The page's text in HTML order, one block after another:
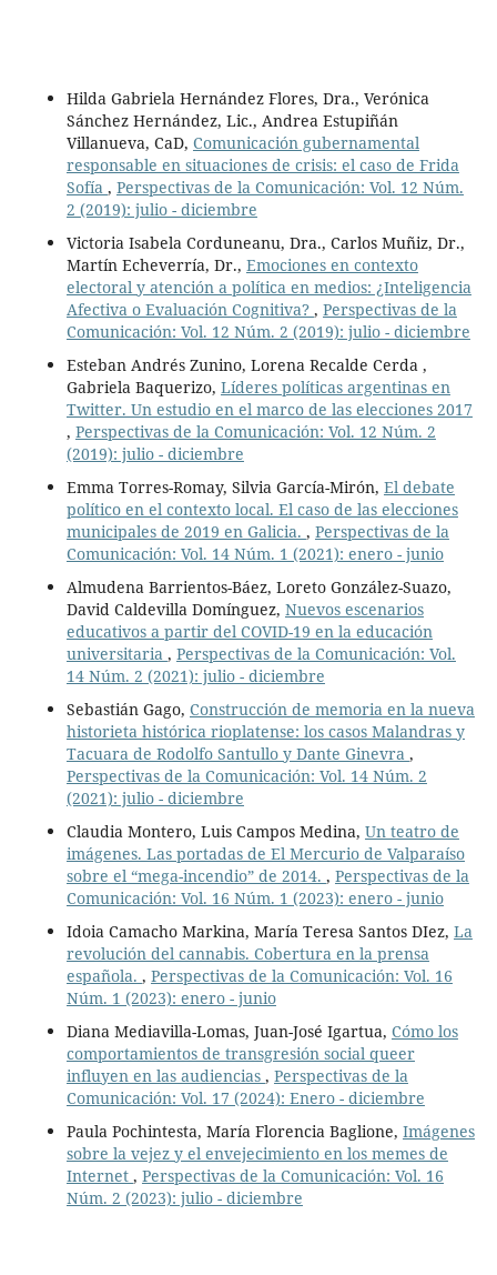
Hilda Gabriela Hernández Flores, Dra., Verónica
Sánchez Hernández, Lic., Andrea Estupiñán
Villanueva, CaD, Comunicación gubernamental
responsable en situaciones de crisis: el caso de Frida
Sofía , Perspectivas de la Comunicación: Vol. 12 Núm.
2 (2019): julio - diciembre
Victoria Isabela Corduneanu, Dra., Carlos Muñiz, Dr.,
Martín Echeverría, Dr., Emociones en contexto
electoral y atención a política en medios: ¿Inteligencia
Afectiva o Evaluación Cognitiva? , Perspectivas de la
Comunicación: Vol. 12 Núm. 2 (2019): julio - diciembre
Esteban Andrés Zunino, Lorena Recalde Cerda ,
Gabriela Baquerizo, Líderes políticas argentinas en
Twitter. Un estudio en el marco de las elecciones 2017
, Perspectivas de la Comunicación: Vol. 12 Núm. 2
(2019): julio - diciembre
Emma Torres-Romay, Silvia García-Mirón, El debate
político en el contexto local. El caso de las elecciones
municipales de 2019 en Galicia. , Perspectivas de la
Comunicación: Vol. 14 Núm. 1 (2021): enero - junio
Almudena Barrientos-Báez, Loreto González-Suazo,
David Caldevilla Domínguez, Nuevos escenarios
educativos a partir del COVID-19 en la educación
universitaria , Perspectivas de la Comunicación: Vol.
14 Núm. 2 (2021): julio - diciembre
Sebastián Gago, Construcción de memoria en la nueva
historieta histórica rioplatense: los casos Malandras y
Tacuara de Rodolfo Santullo y Dante Ginevra ,
Perspectivas de la Comunicación: Vol. 14 Núm. 2
(2021): julio - diciembre
Claudia Montero, Luis Campos Medina, Un teatro de
imágenes. Las portadas de El Mercurio de Valparaíso
sobre el “mega-incendio” de 2014. , Perspectivas de la
Comunicación: Vol. 16 Núm. 1 (2023): enero - junio
Idoia Camacho Markina, María Teresa Santos DIez, La
revolución del cannabis. Cobertura en la prensa
española. , Perspectivas de la Comunicación: Vol. 16
Núm. 1 (2023): enero - junio
Diana Mediavilla-Lomas, Juan-José Igartua, Cómo los
comportamientos de transgresión social queer
influyen en las audiencias , Perspectivas de la
Comunicación: Vol. 17 (2024): Enero - diciembre
Paula Pochintesta, María Florencia Baglione, Imágenes
sobre la vejez y el envejecimiento en los memes de
Internet , Perspectivas de la Comunicación: Vol. 16
Núm. 2 (2023): julio - diciembre